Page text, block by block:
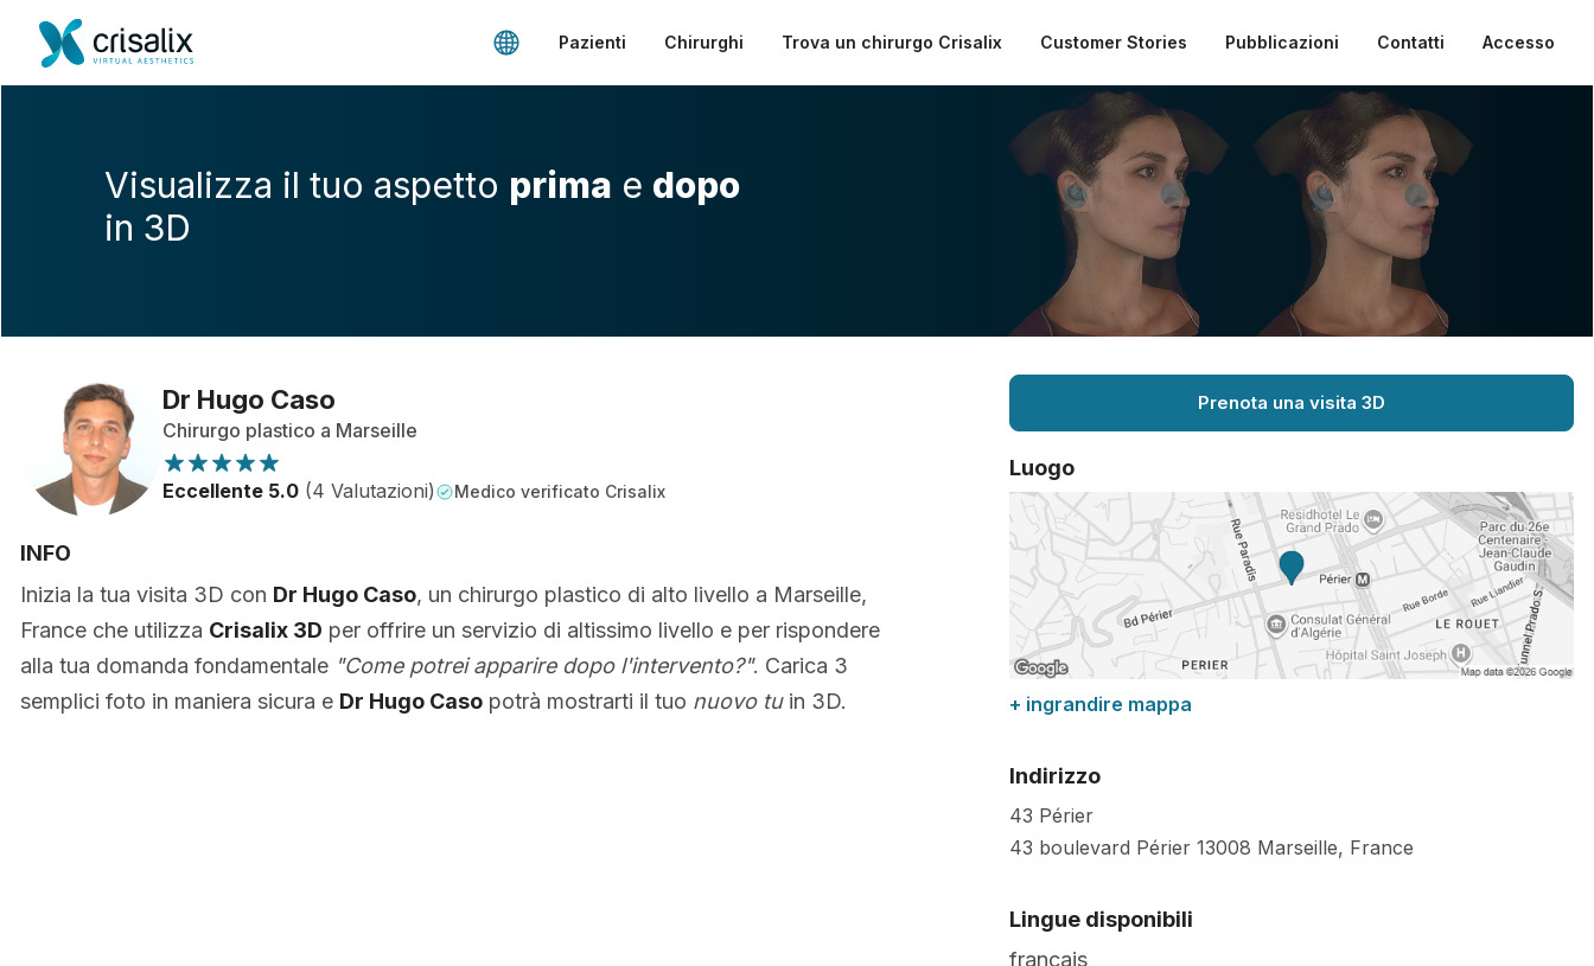
Pazienti Chirurghi Trova un chirurgo Crisalix Customer Stories Pubblicazioni Contatti Accesso
Visualizza il tuo aspetto prima e dopo
in 3D
Dr Hugo Caso
Chirurgo plastico a Marseille
Eccellente 5.0 (4 Valutazioni) Medico verificato Crisalix
INFO
Inizia la tua visita 3D con Dr Hugo Caso, un chirurgo plastico di alto livello a Marseille,
France che utilizza Crisalix 3D per offrire un servizio di altissimo livello e per rispondere
alla tua domanda fondamentale "Come potrei apparire dopo l'intervento?". Carica 3
semplici foto in maniera sicura e Dr Hugo Caso potrà mostrarti il tuo nuovo tuin 3D.
Prenota una visita 3D
Luogo
+ ingrandire mappa
Indirizzo
43 Périer
43 boulevard Périer 13008 Marseille, France
Lingue disponibili
français